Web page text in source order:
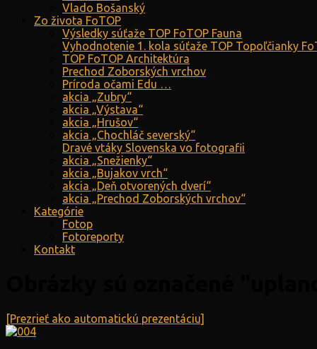
Vlado Bošanský
Zo života FoTOP
Výsledky súťaže TOP FoTOP Fauna
Vyhodnotenie 1. kola súťaže TOP Topoľčianky
TOP FoTOP Architektúra
Prechod Zoborských vrchov
Príroda očami Edu …
akcia „Zubry“
akcia „Výstava“
akcia „Hrušov“
akcia „Chochláč severský“
Dravé vtáky Slovenska vo fotografii
akcia „Snežienky“
akcia „Bujakov vrch“
akcia „Deň otvorených dverí“
akcia „Prechod Zoborských vrchov“
Kategórie
Fotop
Fotoreporty
Kontakt
[Prezrieť ako automatickú prezentáciu]